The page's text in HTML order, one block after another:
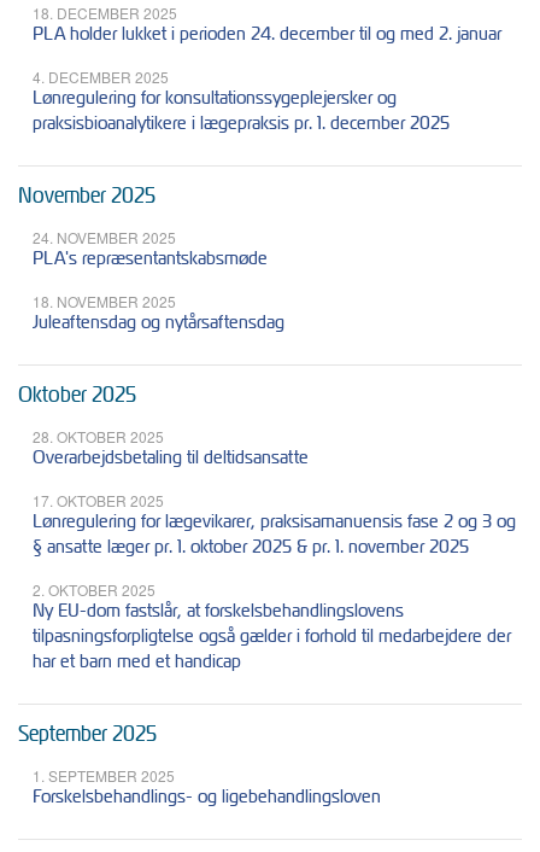
18. DECEMBER 2025
PLA holder lukket i perioden 24. december til og med 2. januar
4. DECEMBER 2025
Lønregulering for konsultationssygeplejersker og
praksisbioanalytikere i lægepraksis pr. 1. december 2025
November 2025
24. NOVEMBER 2025
PLA's repræsentantskabsmøde
18. NOVEMBER 2025
Juleaftensdag og nytårsaftensdag
Oktober 2025
28. OKTOBER 2025
Overarbejdsbetaling til deltidsansatte
17. OKTOBER 2025
Lønregulering for lægevikarer, praksisamanuensis fase 2 og 3 og
§ ansatte læger pr. 1. oktober 2025 & pr. 1. november 2025
2. OKTOBER 2025
Ny EU-dom fastslår, at forskelsbehandlingslovens
tilpasningsforpligtelse også gælder i forhold til medarbejdere der
har et barn med et handicap
September 2025
1. SEPTEMBER 2025
Forskelsbehandlings- og ligebehandlingsloven